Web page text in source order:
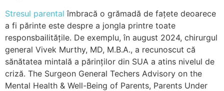
Stresul parental îmbracă o grămadă de fațete deoarece
a fi părinte este despre a jongla printre toate
responsbailitățile. De exemplu, în august 2024, chirurgul
general Vivek Murthy, MD, M.B.A., a recunoscut că
sănătatea mintală a părinților din SUA a atins nivelul de
criză. The Surgeon General Techers Advisory on the
Mental Health & Well-Being of Parents, Parents Under